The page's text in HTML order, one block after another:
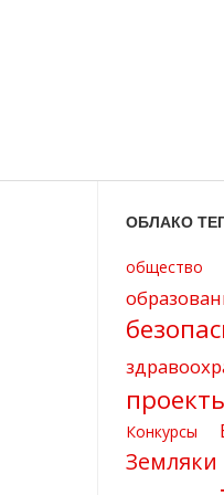
ОБЛАКО
общество
Конкурсы
Земляки